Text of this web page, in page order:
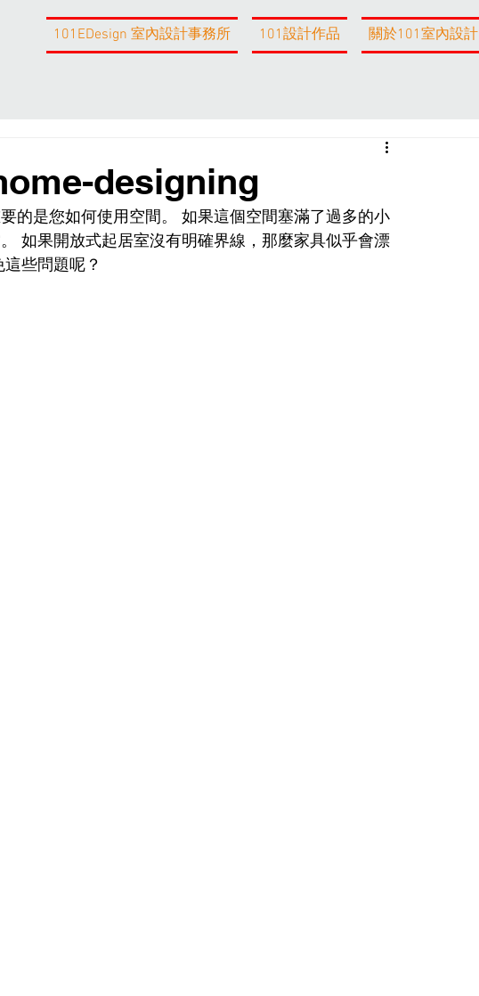
101EDesign 室內設計事務所 101設計作品 關於101室內設計
designing
的是您如何使用空間。 如果這個空間塞滿了過多的小
如果開放式起居室沒有明確界線，那麼家具似乎會漂
些問題呢？